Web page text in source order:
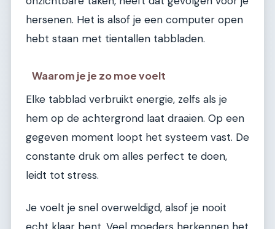
hersenen. Het is alsof je een computer open
hebt staan met tientallen tabbladen.
Waarom je je zo moe voelt
Elke tabblad verbruikt energie, zelfs als je
hem op de achtergrond laat draaien. Op een
gegeven moment loopt het systeem vast. De
constante druk om alles perfect te doen,
leidt tot stress.
Je voelt je snel overweldigd, alsof je nooit